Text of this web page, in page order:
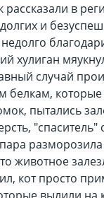
рассказали в
и
хулиган
случай
которые
пытались
"спаситель"
животное
кот просто